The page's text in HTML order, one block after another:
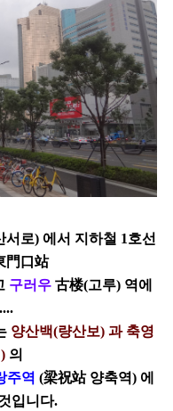
로) 에서 지하철 1호선
門口站
구러우 古楼(고루) 역에
양산백(량산보) 과 축영
의
주역 (梁祝站 양축역) 에
입니다.